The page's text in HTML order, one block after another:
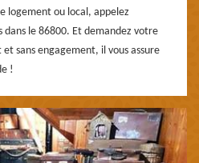
logement ou local, appelez
dans le 86800. Et demandez votre
sans engagement, il vous assure
!